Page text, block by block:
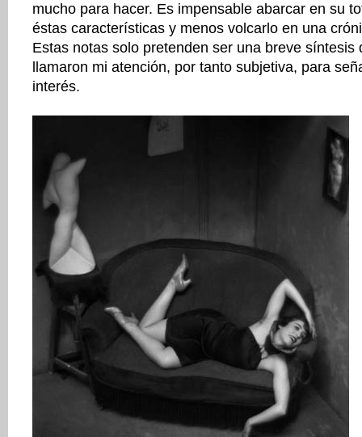
mucho para hacer. Es impensable abarcar en su
éstas características y menos volcarlo en una
Estas notas solo pretenden ser una breve síntesis
llamaron mi atención, por tanto subjetiva, para
interés.